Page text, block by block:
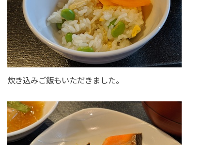
炊き込みご飯もいただきました。